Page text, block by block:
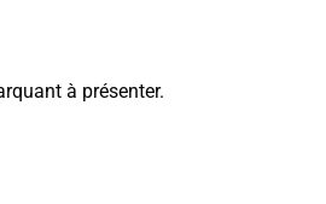
à présenter.